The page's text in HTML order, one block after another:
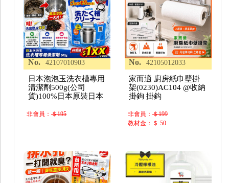
No. 42107010903
日本泡泡玉洗衣槽專用
清潔劑500g(公司
貨)100%日本原裝日本
非會員：＄195
No. 42105012033
家而適 廚房紙巾壁掛
架(0230)AC104 @收納
掛鉤 掛鈎
非會員：＄199
教材金：＄ 50